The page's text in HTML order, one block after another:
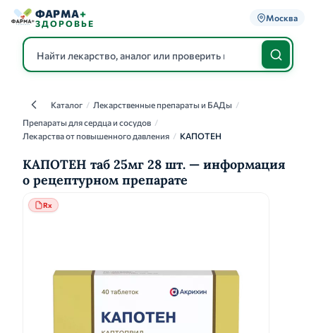
ФАРМА+
ЗДОРОВЬЕ
Москва
КаталогКаталог / Лекарственные препараты и БАДы /
Препараты для сердца и сосудов /
Лекарства от повышенного давления / КАПОТЕН
КАПОТЕН таб 25мг 28 шт. — информация
о рецептурном препарате
Rx